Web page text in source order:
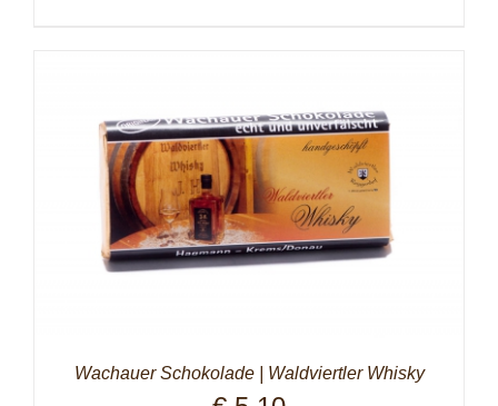
Wachauer Schokolade | Waldviertler Whisky